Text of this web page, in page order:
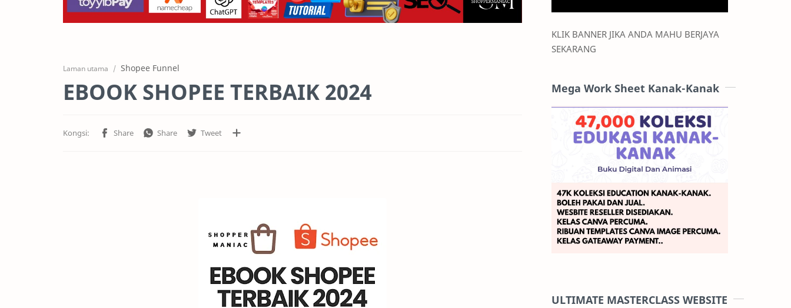
Laman utama Shopee Funnel
EBOOK SHOPEE TERBAIK 2024
KLIK BANNER JIKA ANDA MAHU BERJAYA
SEKARANG
Mega Work Sheet Kanak-Kanak
ULTIMATE MASTERCLASS WEBSITE